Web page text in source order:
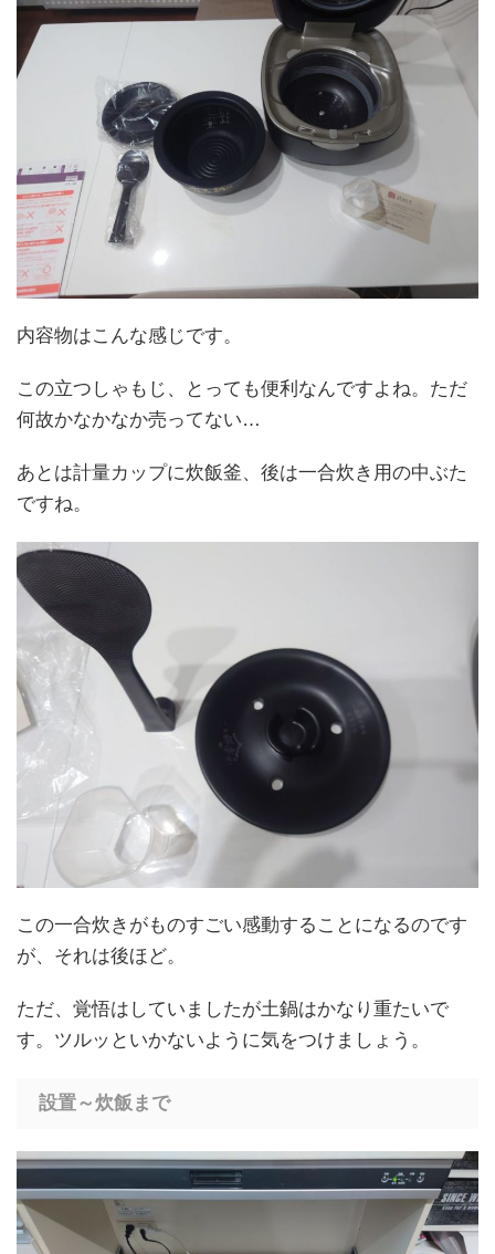
内容物はこんな感じです。
この立つしゃもじ、とっても便利なんですよね。ただ
何故かなかなか売ってない…
あとは計量カップに炊飯釜、後は一合炊き用の中ぶた
ですね。
この一合炊きがものすごい感動することになるのです
が、それは後ほど。
ただ、覚悟はしていましたが土鍋はかなり重たいで
す。ツルッといかないように気をつけましょう。
設置～炊飯まで